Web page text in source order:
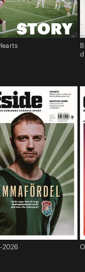
2026